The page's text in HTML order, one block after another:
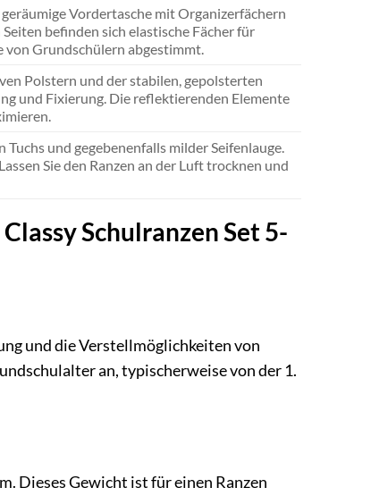
Vordertasche mit Organizerfächern
befinden sich elastische Fächer für
von Grundschülern abgestimmt.
Polstern und der stabilen, gepolsterten
und Fixierung. Die reflektierenden Elemente
und gegebenenfalls milder Seifenlauge.
Sie den Ranzen an der Luft trocknen und
Schulranzen Set 5-
und die Verstellmöglichkeiten von
an, typischerweise von der 1.
Dieses Gewicht ist für einen Ranzen